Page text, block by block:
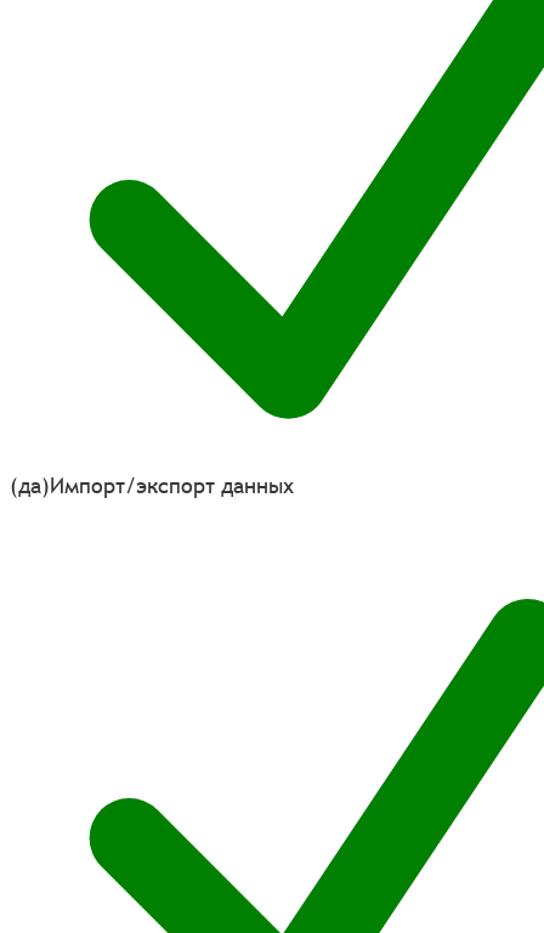
(да)Импорт/экспорт данных